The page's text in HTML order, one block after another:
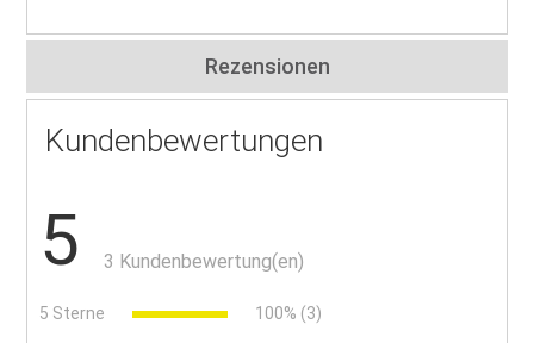
Rezensionen
Kundenbewertungen
5 3 Kundenbewertung(en)
5 Sterne 100% (3)